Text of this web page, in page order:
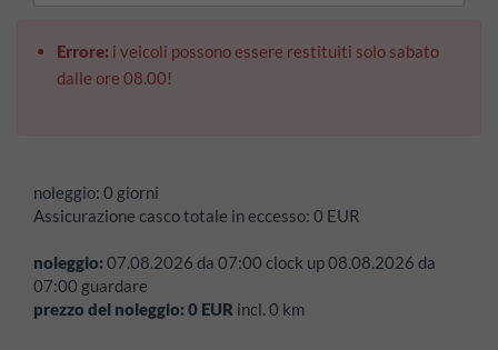
Errore: i veicoli possono essere restituiti solo sabato
dalle ore 08.00!
noleggio: 0 giorni
Assicurazione casco totale in eccesso: 0 EUR
noleggio:07.08.2026 da 07:00 clock up08.08.2026 da
07:00 guardare
prezzo del noleggio:0 EUR incl. 0 km